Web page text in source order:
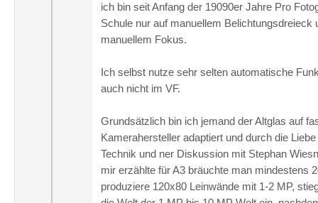
ich bin seit Anfang der 19090er Jahre Pro
Schule nur auf manuellem Belichtungsdreieck
manuellem Fokus.
Ich selbst nutze sehr selten automatische
auch nicht im VF.
Grundsätzlich bin ich jemand der Altglas auf
Kamerahersteller adaptiert und durch die
Technik und ner Diskussion mit Stephan
mir erzählte für A3 bräuchte man mindestens
produziere 120x80 Leinwände mit 1-2 MP,